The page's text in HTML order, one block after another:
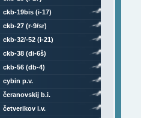
ckb-19bis (i-17)
ckb-27 (r-9/sr)
ckb-32/-52 (i-21)
ckb-38 (di-6š)
ckb-56 (db-4)
cybin p.v.
čeranovskij b.i.
četverikov i.v.